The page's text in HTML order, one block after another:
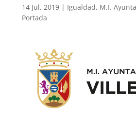
14 Jul, 2019| Igualdad, M.I.
Portada